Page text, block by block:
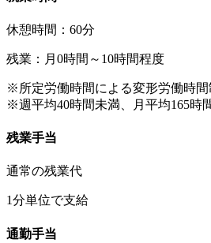
休憩時間：60分
残業：月0時間～10時間程度
※所定労働時間による変形労働時間
※週平均40時間未満、月平均165時
残業手当
通常の残業代
1分単位で支給
通勤手当